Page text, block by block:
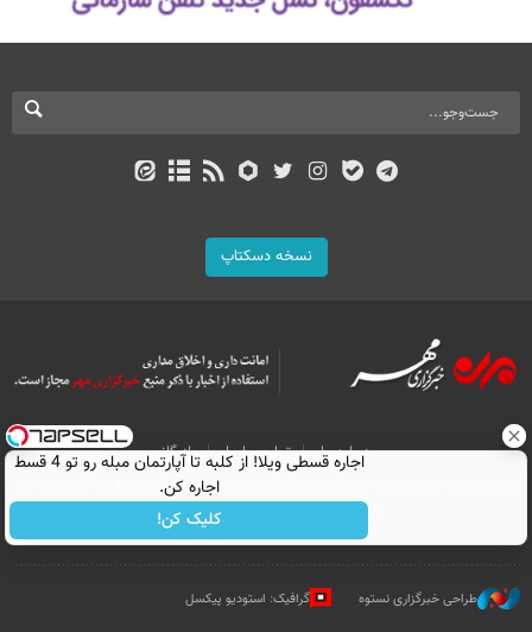
نسخه دسکتاپ
درباره ما تماس با ما
بازرگانی
All Content by Mehr News Agency is licensed under a Creative Commons
Attribution 4.0 International License.
طراحی خبرگزاری نستوه گرافیک: استودیو پیکسل
اجاره‌ قسطی ویلا! از کلبه تا آپارتمان مبله رو تو 4 قسط
اجاره کن.
کلیک کن!